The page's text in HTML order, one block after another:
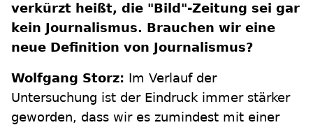
verkürzt heißt, die "Bild"-Zeitung sei gar
kein Journalismus. Brauchen wir eine
neue Definition von Journalismus?
Wolfgang Storz: Im Verlauf der
Untersuchung ist der Eindruck immer stärker
geworden, dass wir es zumindest mit einer